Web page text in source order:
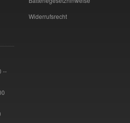
Widerrufsrecht
--